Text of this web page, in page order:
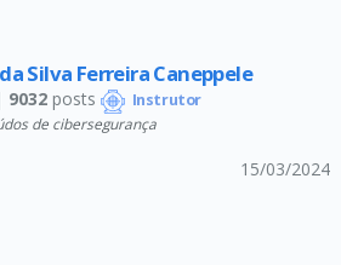
Silva Ferreira Caneppele
9032posts Instrutor
de cibersegurança
15/03/2024